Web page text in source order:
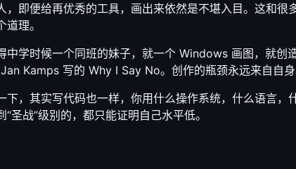
，即便给再优秀的工具，画出来依然是不堪入目。这和
道理。
中学时候一个同班的妹子，就一个 Windows 画图，就创
Kamps 写的 Why I Say No。创作的瓶颈永远来自自身
下，其实写代码也一样，你用什么操作系统，什么语言，
“圣战”级别的，都只能证明自己水平低。